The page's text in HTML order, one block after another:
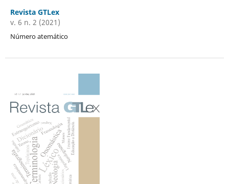
Revista GTLex
v. 6 n. 2 (2021)
Número atemático